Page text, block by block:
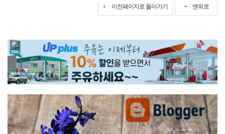
이전페이지로 돌아가기 맨위로